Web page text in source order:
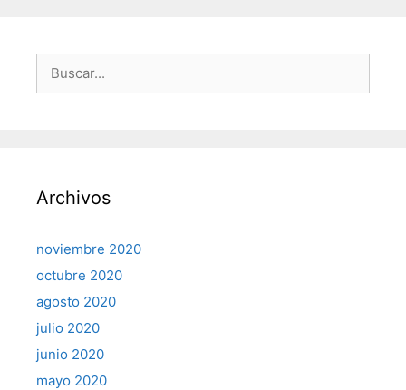
Archivos
noviembre 2020
octubre 2020
agosto 2020
julio 2020
junio 2020
mayo 2020